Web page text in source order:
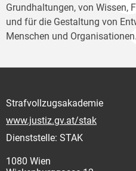
Grundhaltungen, von Wissen,
und für die Gestaltung von
Menschen und Organisationen.
Strafvollzugsakademie
www.justiz.gv.at/stak
Dienststelle: STAK
1080 Wien